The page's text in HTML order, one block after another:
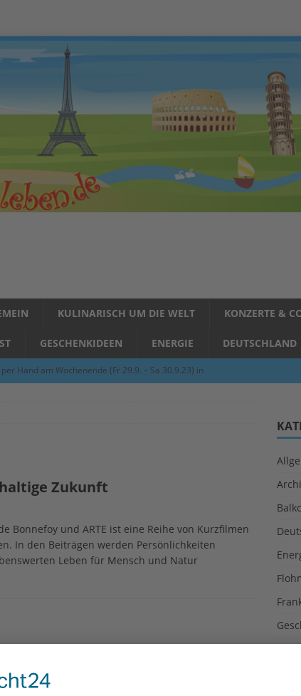
KULINARISCH UM DIE WELT KONZERTE &
GESCHENKIDEEN ENERGIE DEUTSCHLAND
Hand am Wochenende (Fr 29.9. – Sa 30.9.23) in
am Abend in Limburgerhof
Erntemilben) sind unterwegs: Das große
Zukunft
Bonnefoy und ARTE ist eine Reihe von Kurzfilmen
In den Beiträgen werden Persönlichkeiten
Leben für Mensch und Natur